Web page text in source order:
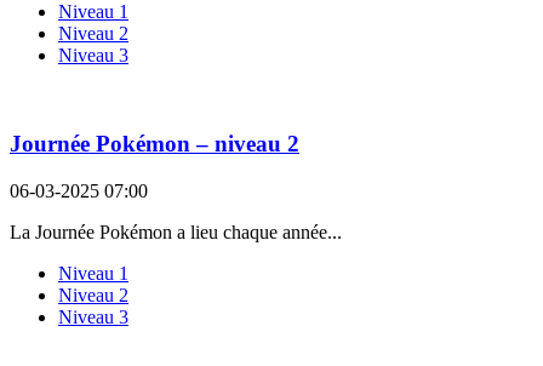
Niveau 1
Niveau 2
Niveau 3
Journée Pokémon – niveau 2
06-03-2025 07:00
La Journée Pokémon a lieu chaque année...
Niveau 1
Niveau 2
Niveau 3